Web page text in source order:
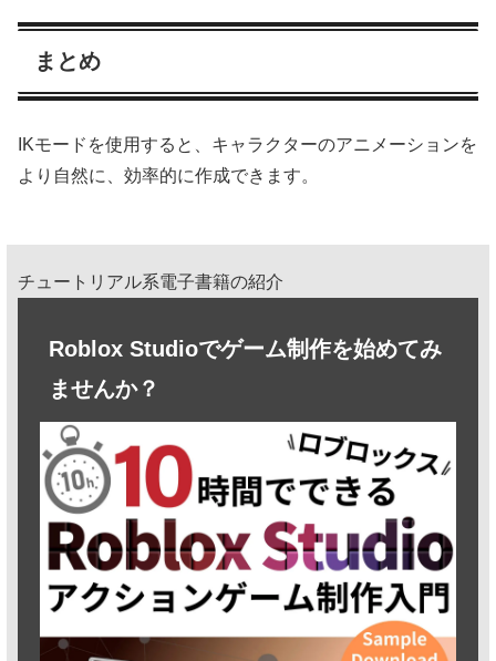
まとめ
IKモードを使用すると、キャラクターのアニメーションを
より自然に、効率的に作成できます。
チュートリアル系電子書籍の紹介
Roblox Studioでゲーム制作を始めてみ
ませんか？